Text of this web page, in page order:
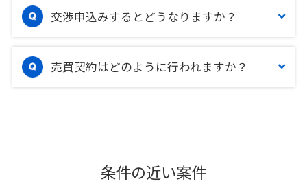
交渉申込みするとどうなりますか？
売買契約はどのように行われますか？
条件の近い案件